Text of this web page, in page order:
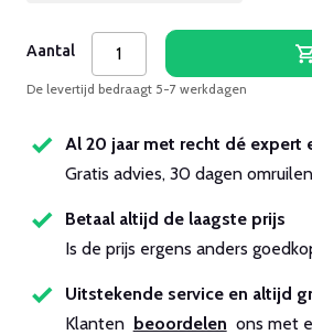
Aantal
De levertijd bedraagt 5-7 werkdagen
Al 20 jaar met recht dé expert
Gratis advies, 30 dagen
Betaal altijd de laagste prijs
Is de prijs ergens anders
Uitstekende service en altijd
Klanten beoordelen ons met